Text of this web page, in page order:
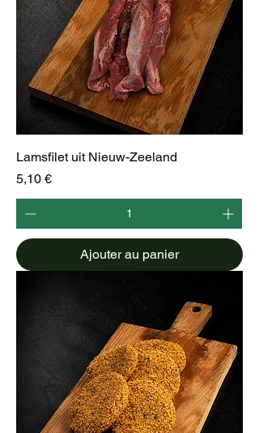
Lamsfilet uit Nieuw-Zeeland
Prix
5,10 €
Ajouter au panier